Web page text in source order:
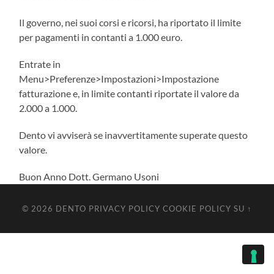
Il governo, nei suoi corsi e ricorsi, ha riportato il limite
per pagamenti in contanti a 1.000 euro.
Entrate in
Menu>Preferenze>Impostazioni>Impostazione
fatturazione e, in limite contanti riportate il valore da
2.000 a 1.000.
Dento vi avviserà se inavvertitamente superate questo
valore.
Buon Anno Dott. Germano Usoni
© 2026 DENTO PRIVACY POLICY COOKIE POLICY SU ↑